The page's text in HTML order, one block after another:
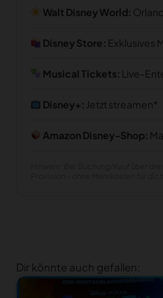
Walt Disney World:
Disney Store: Exklusives
Musical Tickets: Live-
Disney+: Jetzt streamen
Amazon Disney-Shop:
Dir könnte auch gefallen: